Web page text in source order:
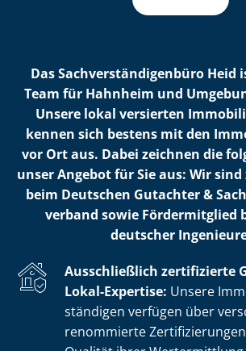
Das Sach­ver­stän­di­gen­bü­ro Heid
Team für Hahnheim und
Unsere lokal versierten
kennen sich bestens mit den
vor Ort aus. Dabei zeichnen die
unser Angebot für Sie aus: Wir
beim Deutschen Gutachter &
ver­band sowie Fördermitglied
deutscher
Ausschließlich zertifizierte
Lokal-Expertise: Unsere
stän­di­gen verfügen über
renommierte